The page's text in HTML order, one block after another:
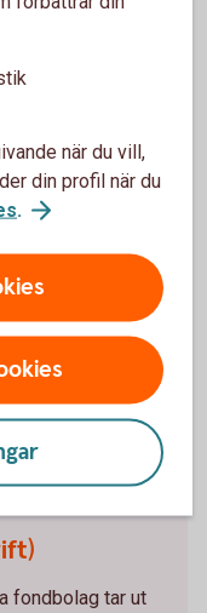
avgifter.
är
i en fond.
betalar
i fonden.
fondbolag tar ut
när du vill,
din profil när du
.